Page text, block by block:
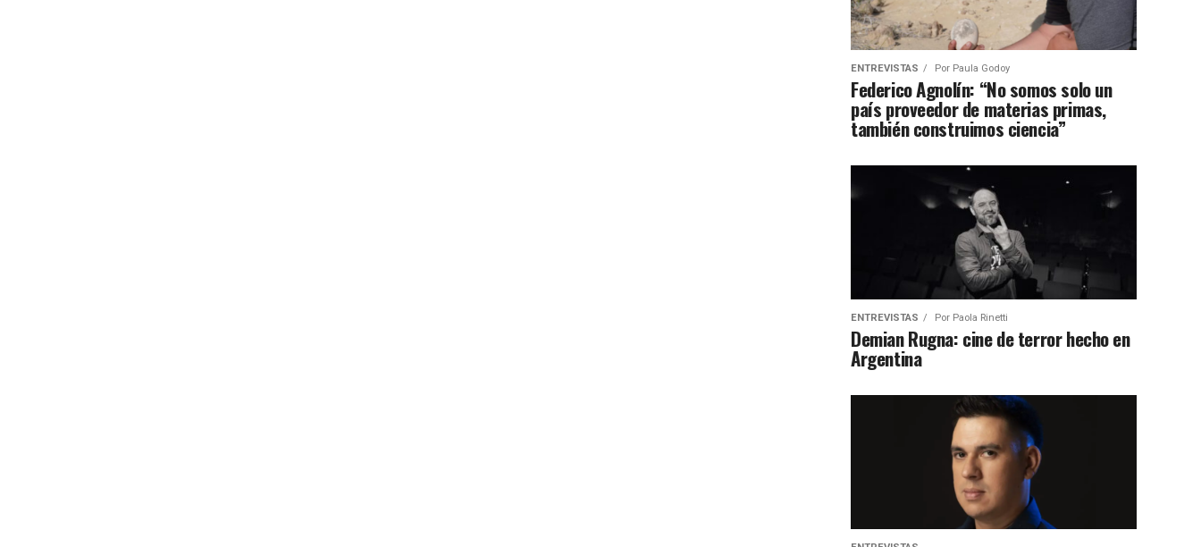
ENTREVISTAS Por Paula Godoy
Federico Agnolín: “No somos solo un
país proveedor de materias primas,
también construimos ciencia”
ENTREVISTAS Por Paola Rinetti
Demian Rugna: cine de terror hecho en
Argentina